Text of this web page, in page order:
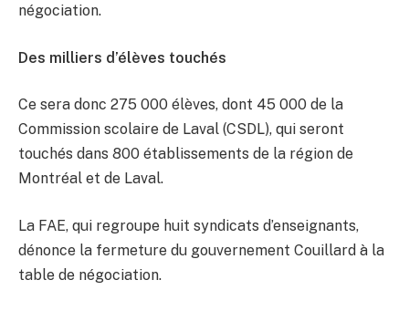
négociation.
Des milliers d’élèves touchés
Ce sera donc 275 000 élèves, dont 45 000 de la
Commission scolaire de Laval (CSDL), qui seront
touchés dans 800 établissements de la région de
Montréal et de Laval.
La FAE, qui regroupe huit syndicats d’enseignants,
dénonce la fermeture du gouvernement Couillard à la
table de négociation.